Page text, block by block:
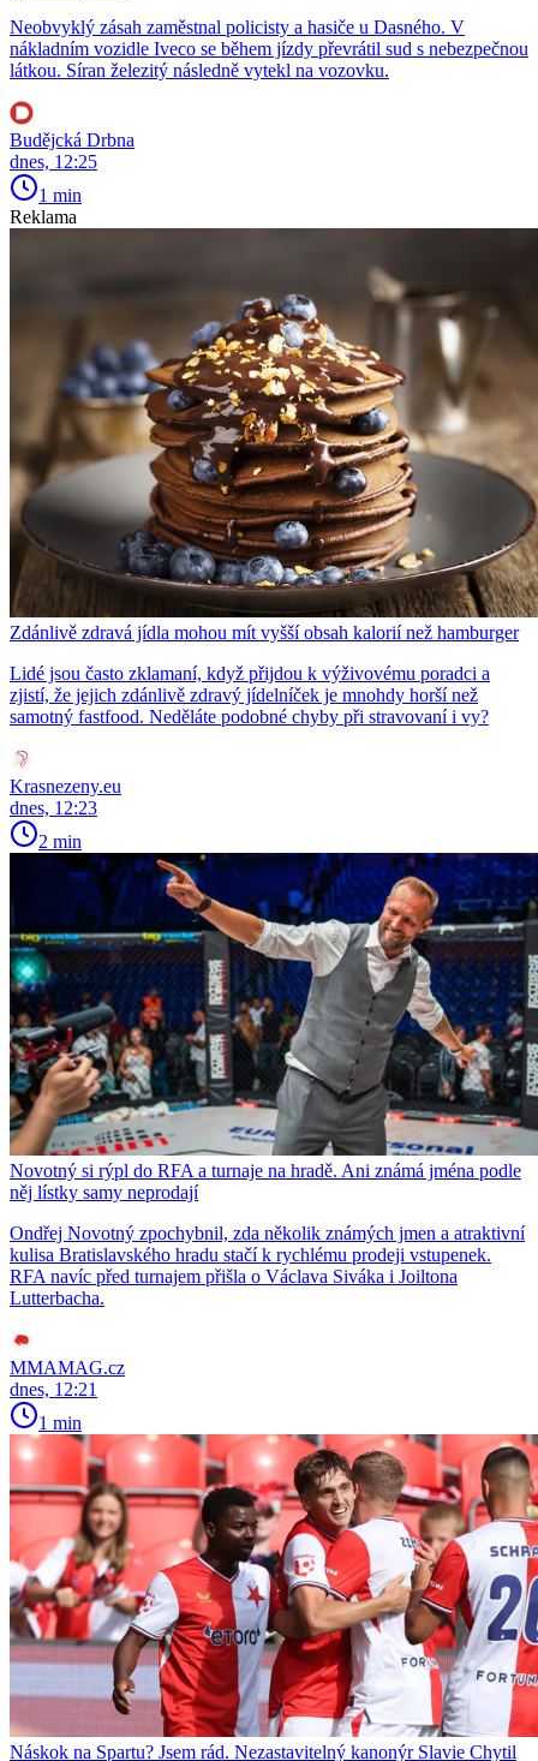
Neobvyklý zásah zaměstnal policisty a hasiče u Dasného. V
nákladním vozidle Iveco se během jízdy převrátil sud s nebezpečnou
látkou. Síran železitý následně vytekl na vozovku.
Budějcká Drbna
dnes, 12:25
1 min
Reklama
Zdánlivě zdravá jídla mohou mít vyšší obsah kalorií než hamburger
Lidé jsou často zklamaní, když přijdou k výživovému poradci a
zjistí, že jejich zdánlivě zdravý jídelníček je mnohdy horší než
samotný fastfood. Neděláte podobné chyby při stravovaní i vy?
Krasnezeny.eu
dnes, 12:23
2 min
Novotný si rýpl do RFA a turnaje na hradě. Ani známá jména podle
něj lístky samy neprodají
Ondřej Novotný zpochybnil, zda několik známých jmen a atraktivní
kulisa Bratislavského hradu stačí k rychlému prodeji vstupenek.
RFA navíc před turnajem přišla o Václava Siváka i Joiltona
Lutterbacha.
MMAMAG.cz
dnes, 12:21
1 min
Náskok na Spartu? Jsem rád. Nezastavitelný kanonýr Slavie Chytil